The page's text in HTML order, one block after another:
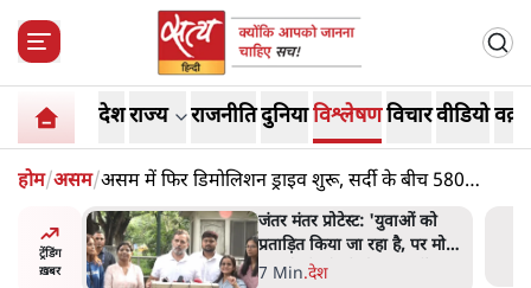
देशराज्य राजनीतिदुनियाविश्लेषणविचारवीडियो
होम/असम/असम में फिर डिमोलिशन ड्राइव शुरू, सर्दी के बीच 580
परिवार उजाड़े जाएँगे!
ट्रेंडिंग
ख़बर
न
सुने':
जंतर मंतर प्रोटेस्ट: 'युवाओं को
प्रताड़ित किया जा रहा है, पर मोदी-
शाह में बोलने की हिम्मत नहीं'-
7 Min.देश